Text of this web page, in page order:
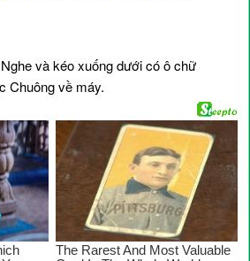
và kéo xuống dưới có ô chữ
Chuông về máy.